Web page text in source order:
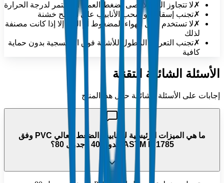
✗لا تتجاوز الحد الأقصى لضغط العمل المستمر لدرجة الحرارة
✗تجنب إسقاط أو سحب الأنابيب على أسطح خشنة
✗لا تستخدم لنقل الهواء المضغوط أو الغاز إلا إذا كانت مصنفة
لذلك
✗تجنب التعرض المطول للأشعة فوق البنفسجية بدون حماية
كافية
الأسئلة الشائعة التقنية
إجابات على الأسئلة الشائعة حول هذا المنتج
ما هي الميزات الرئيسية لـ أنابيب الضغط العالي PVC وفق
ASTM D 1785 جدول 40 / جدول 80؟